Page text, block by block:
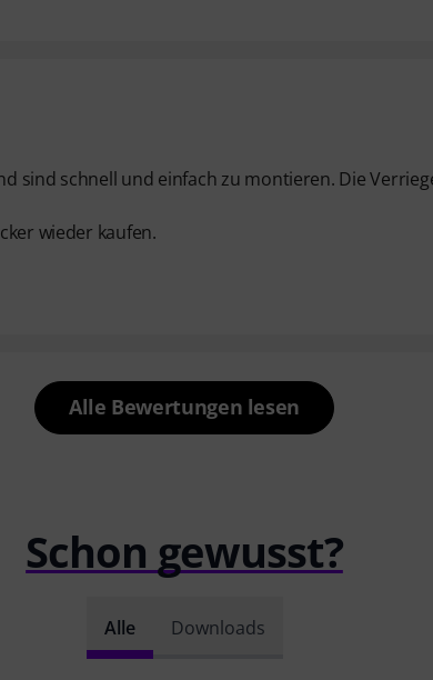
sind schnell und einfach zu montieren. Die
wieder kaufen.
Alle Bewertungen lesen
Schon gewusst?
Alle Downloads